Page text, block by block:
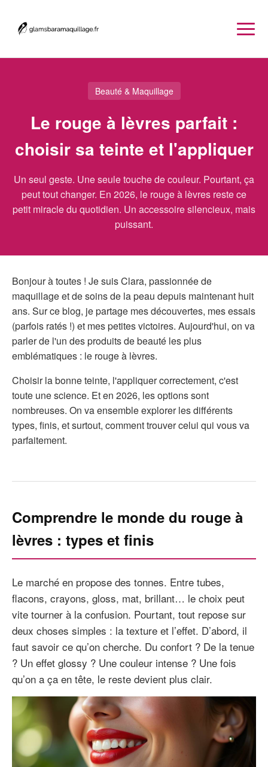
Beauté & Maquillage
Le rouge à lèvres parfait :
choisir sa teinte et l'appliquer
Un seul geste. Une seule touche de couleur. Pourtant, ça
peut tout changer. En 2026, le rouge à lèvres reste ce
petit miracle du quotidien. Un accessoire silencieux, mais
puissant.
Bonjour à toutes ! Je suis Clara, passionnée de
maquillage et de soins de la peau depuis maintenant huit
ans. Sur ce blog, je partage mes découvertes, mes essais
(parfois ratés !) et mes petites victoires. Aujourd'hui, on va
parler de l'un des produits de beauté les plus
emblématiques : le rouge à lèvres.
Choisir la bonne teinte, l'appliquer correctement, c'est
toute une science. Et en 2026, les options sont
nombreuses. On va ensemble explorer les différents
types, finis, et surtout, comment trouver celui qui vous va
parfaitement.
Comprendre le monde du rouge à
lèvres : types et finis
Le marché en propose des tonnes. Entre tubes,
flacons, crayons, gloss, mat, brillant… le choix peut
vite tourner à la confusion. Pourtant, tout repose sur
deux choses simples : la texture et l’effet. D’abord, il
faut savoir ce qu’on cherche. Du confort ? De la tenue
? Un effet glossy ? Une couleur intense ? Une fois
qu’on a ça en tête, le reste devient plus clair.